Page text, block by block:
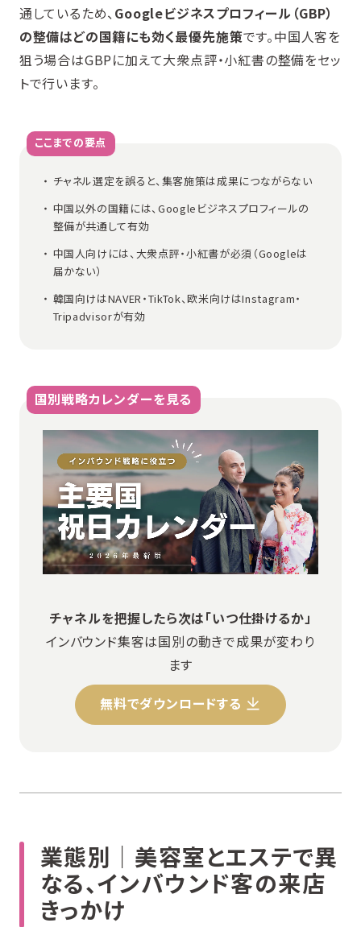
通しているため、Googleビジネスプロフィール（GBP）
の整備はどの国籍にも効く最優先施策です。中国人客を
狙う場合はGBPに加えて大衆点評・小紅書の整備をセッ
トで行います。
ここまでの要点
チャネル選定を誤ると、集客施策は成果につながらない
中国以外の国籍には、Googleビジネスプロフィールの
整備が共通して有効
中国人向けには、大衆点評・小紅書が必須（Googleは
届かない）
韓国向けはNAVER・TikTok、欧米向けはInstagram・
Tripadvisorが有効
国別戦略カレンダーを見る
チャネルを把握したら次は「いつ仕掛けるか」
インバウンド集客は国別の動きで成果が変わり
ます
無料でダウンロードする
業態別｜美容室とエステで異
なる、インバウンド客の来店
きっかけ